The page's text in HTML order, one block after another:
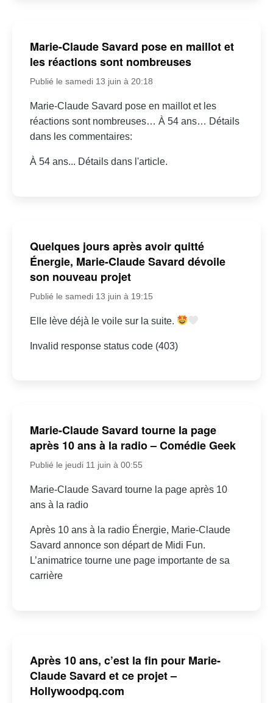
Marie-Claude Savard pose en maillot et
les réactions sont nombreuses
Publié le samedi 13 juin à 20:18
Marie-Claude Savard pose en maillot et les
réactions sont nombreuses… À 54 ans… Détails
dans les commentaires:
À 54 ans... Détails dans l'article.
Quelques jours après avoir quitté
Énergie, Marie-Claude Savard dévoile
son nouveau projet
Publié le samedi 13 juin à 19:15
Elle lève déjà le voile sur la suite.
Invalid response status code (403)
Marie-Claude Savard tourne la page
après 10 ans à la radio – Comédie Geek
Publié le jeudi 11 juin à 00:55
Marie-Claude Savard tourne la page après 10
ans à la radio
Après 10 ans à la radio Énergie, Marie-Claude
Savard annonce son départ de Midi Fun.
L’animatrice tourne une page importante de sa
carrière
Après 10 ans, c’est la fin pour Marie-
Claude Savard et ce projet –
Hollywoodpq.com